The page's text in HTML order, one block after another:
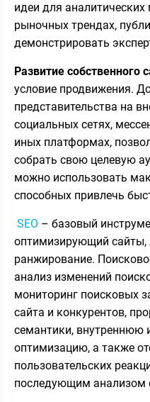
идеи для аналитических
рыночных трендах,
демонстрировать
Развитие собственного
условие продвижения.
представительства на
социальных сетях,
иных платформах,
собрать свою целевую
можно использовать
способных привлечь
SEO – базовый
оптимизирующий
ранжирование.
анализ изменений
мониторинг поисковых
сайта и конкурентов,
семантики,
оптимизацию, а также
пользовательских
последующим анализом